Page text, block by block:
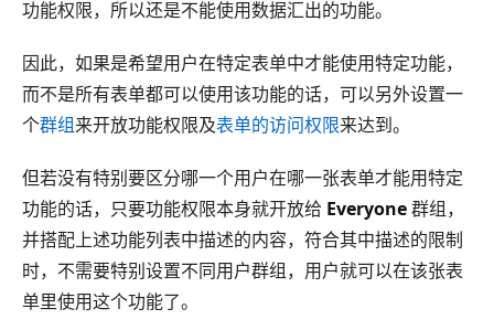
功能权限，所以还是不能使用数据汇出的功能。
因此，如果是希望用户在特定表单中才能使用特定功能，
而不是所有表单都可以使用该功能的话，可以另外设置一
个群组来开放功能权限及表单的访问权限来达到。
但若没有特别要区分哪一个用户在哪一张表单才能用特定
功能的话，只要功能权限本身就开放给 Everyone群组，
并搭配上述功能列表中描述的内容，符合其中描述的限制
时，不需要特别设置不同用户群组，用户就可以在该张表
单里使用这个功能了。